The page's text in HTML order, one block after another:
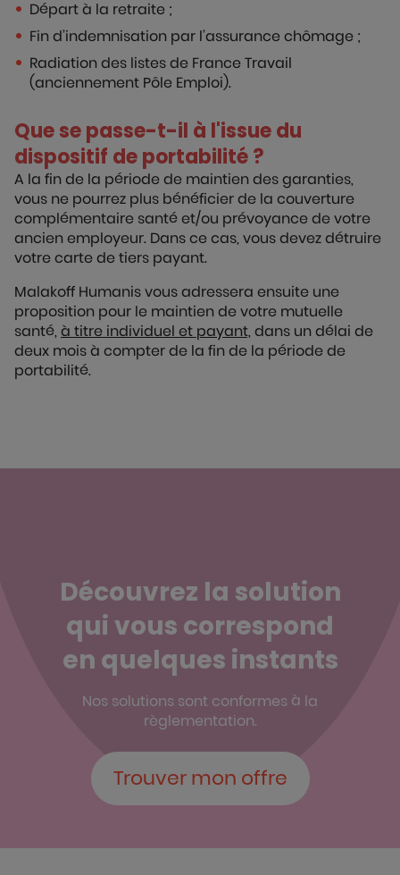
Départ à la retraite ;
Fin d’indemnisation par l’assurance chômage ;
Radiation des listes de France Travail
(anciennement Pôle Emploi).
Que se passe-t-il à l'issue du
dispositif de portabilité ?
A la fin de la période de maintien des garanties,
vous ne pourrez plus bénéficier de la couverture
complémentaire santé et/ou prévoyance de votre
ancien employeur. Dans ce cas, vous devez détruire
votre carte de tiers payant.
Malakoff Humanis vous adressera ensuite une
proposition pour le maintien de votre mutuelle
santé, à titre individuel et payant, dans un délai de
deux mois à compter de la fin de la période de
portabilité.
Découvrez la solution
qui vous correspond
en quelques instants
Nos solutions sont conformes à la
règlementation.
Trouver mon offre